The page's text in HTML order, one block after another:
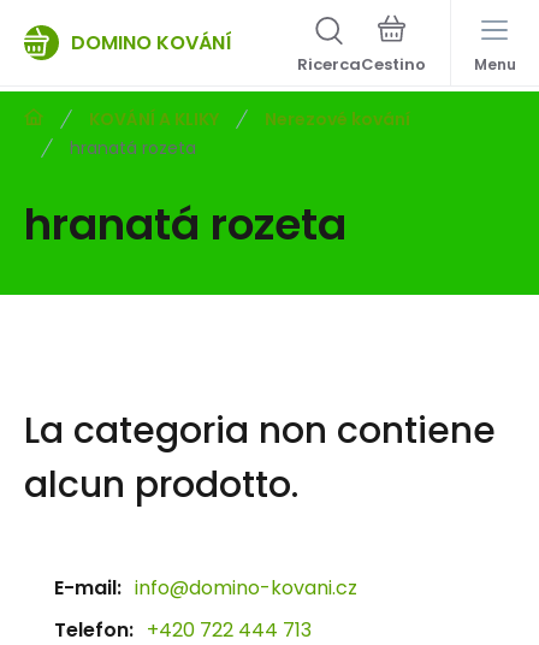
DOMINO KOVÁNÍ
Ricerca Menu
KOVÁNÍ A KLIKY
Nerezové kování
hranatá rozeta
hranatá rozeta
La categoria non contiene
alcun prodotto.
E-mail: info@domino-kovani.cz
Telefon: +420 722 444 713